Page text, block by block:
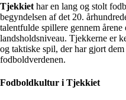
Tjekkiet har en lang og stolt
begyndelsen af det 20.
talentfulde spillere gennem
landsholdsniveau. Tjekkerne er
og taktiske spil, der har gjort
fodboldverdenen.
Fodboldkultur i Tjekkiet